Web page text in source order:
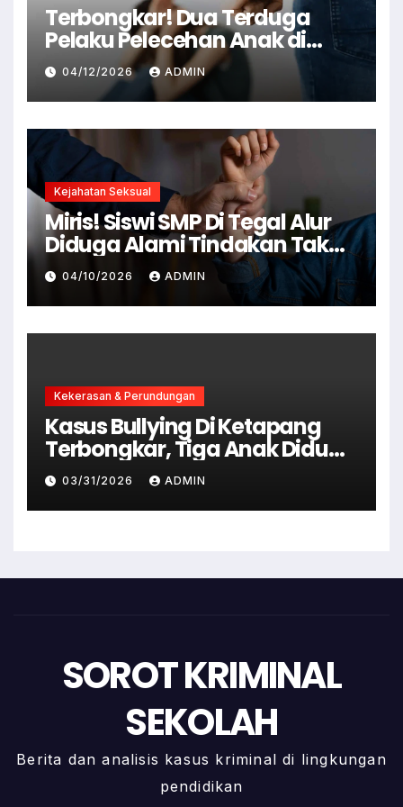
Terbongkar! Dua Terduga
Pelaku Pelecehan Anak di
Cianjur Ditangkap Polisi
04/12/2026 ADMIN
Kejahatan Seksual
Miris! Siswi SMP Di Tegal Alur
Diduga Alami Tindakan Tak
Senonoh Di Sekolah
04/10/2026 ADMIN
Kekerasan & Perundungan
Kasus Bullying Di Ketapang
Terbongkar, Tiga Anak Diduga
Terlibat Kini Jadi Tersangka
03/31/2026 ADMIN
SOROT KRIMINAL
SEKOLAH
Berita dan analisis kasus kriminal di lingkungan
pendidikan